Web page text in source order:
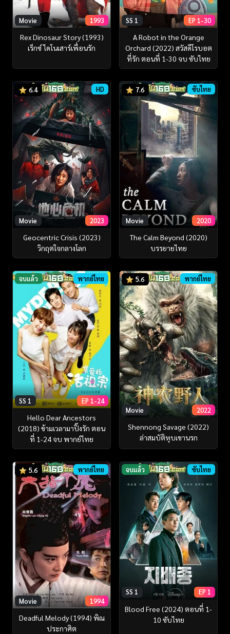
Movie 1993
Rex Dinosaur Story (1993)
เร็กซ์ ไดโนเสาร์เพื่อนรัก
SS 1 EP 1-30
A Robot in the Orange
Orchard (2022) สวัสดีโรบอต
ที่รัก ตอนที่ 1-30 จบ ซับไทย
6.4 HD
Movie 2023
Geocentric Crisis (2023)
วิกฤตใจกลางโลก
7.6 ซับไทย
Movie 2020
The Calm Beyond (2020)
บรรยายไทย
จบแล้ว พากย์ไทย
SS 1 EP 1-24
Hello Dear Ancestors
(2018) ข้ามเวลามาปิ๊งรัก ตอน
ที่ 1-24 จบ พากย์ไทย
5.6 พากย์ไทย
Movie 2022
Shennong Savage (2022)
ล่าสมบัติหุบเขานรก
5.6 พากย์ไทย
Movie 1994
Deadful Melody (1994) พิณ
ประกาศิต
จบแล้ว ซับไทย
SS 1 EP 1
Blood Free (2024) ตอนที่ 1-
10 ซับไทย